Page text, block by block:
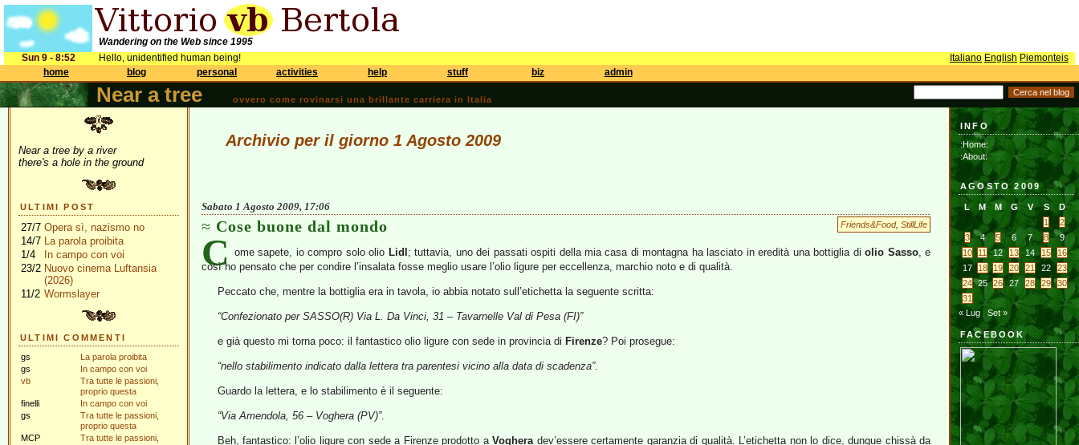
Wandering on the Web since 1995
Sun 9 - 8:52
Hello, unidentified human being! Italiano English Piemonteis
home
blog personal activities help stuff biz admin
Near a tree ovvero come rovinarsi una brillante carriera in Italia
Near a tree by a river
there's a hole in the ground
ULTIMI POST
27/7 Opera sì, nazismo no
14/7 La parola proibita
1/4
In campo con voi
23/2 Nuovo cinema Luftansia
(2026)
11/2 Wormslayer
ULTIMI COMMENTI
gs
La parola proibita
gs
In campo con voi
vb
Tra tutte le passioni,
proprio questa
finelli
In campo con voi
gs
Tra tutte le passioni,
proprio questa
MCP
Tra tutte le passioni,
Archivio per il giorno 1 Agosto 2009
Sabato 1 Agosto 2009, 17:06
Friends&Food, StillLife
Cose buone dal mondo
C ome sapete, io compro solo olio Lidl ; tuttavia, uno dei passati ospiti della mia casa di montagna ha lasciato in eredità una bottiglia diolio Sasso, e
così ho pensato che per condire l’insalata fosse meglio usare l’olio ligure per eccellenza, marchio noto e di qualità.
Peccato che, mentre la bottiglia era in tavola, io abbia notato sull’etichetta la seguente scritta:
“Confezionato per SASSO(R) Via L. Da Vinci, 31 – Tavarnelle Val di Pesa (FI)”
e già questo mi torna poco: il fantastico olio ligure con sede in provincia di Firenze? Poi prosegue:
“nello stabilimento indicato dalla lettera tra parentesi vicino alla data di scadenza”.
Guardo la lettera, e lo stabilimento è il seguente:
“Via Amendola, 56 – Voghera (PV)”.
Beh, fantastico: l’olio ligure con sede a Firenze prodotto aVogheradev’essere certamente garanzia di qualità. L’etichetta non lo dice, dunque chissà da
INFO
:Home:
:About:
AGOSTO 2009
L M M G V S
D
1
2
3
4 5 6 7 8
9
10
11 12 13 14 15
16
17
18 19 20 21 22
23
24 25 26 27 28 29
30
31
« Lug
Set »
FACEBOOK